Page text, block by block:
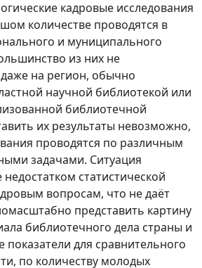
кадровые исследования
количестве проводятся в
и муниципального
из них не
на регион, обычно
научной библиотекой или
библиотечной
их результаты невозможно,
проводятся по различным
задачами. Ситуация
недостатком статистической
вопросам, что не даёт
представить картину
библиотечного дела страны и
показатели для сравнительного
по количеству молодых